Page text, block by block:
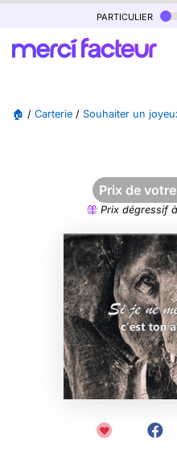
particulier
🏠 / Carterie / Souhaiter un
Prix de
Prix dégressif